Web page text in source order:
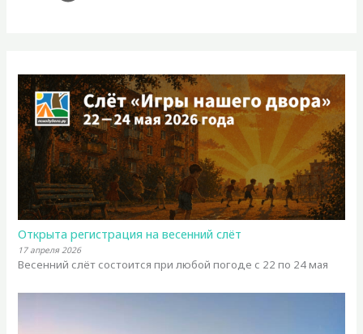
Открыта регистрация на весенний слёт
17 апреля 2026
Весенний слёт состоится при любой погоде с 22 по 24 мая